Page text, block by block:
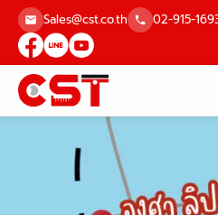
Skip
content
Sales@cst.co.th 02-915-